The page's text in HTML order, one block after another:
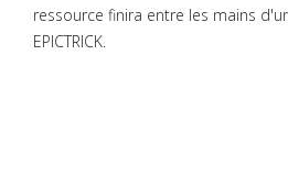
ressource finira entre les mains
EPICTRICK.